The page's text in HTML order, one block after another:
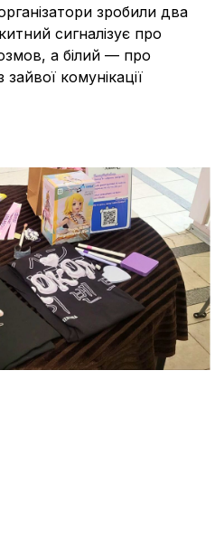
зробили два
сигналізує про
а білий — про
комунікації